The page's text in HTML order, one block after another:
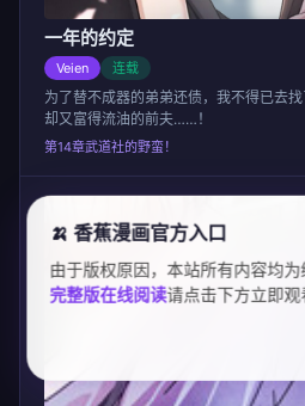
一年的约定
Veien 连载
为了替不成器的弟弟还债，我不得已去找
却又富得流油的前夫……！
第14章武道社的野蛮！
🍌 香蕉漫画官方入口
由于版权原因，本站所有内容均
完整版在线阅读请点击下方立即观